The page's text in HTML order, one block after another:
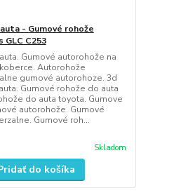
- Gumové rohože
GLC C253
Gumové autorohože na
Autorohože
gumové autorohoze. 3d
Gumové rohože do auta
do auta toyota. Gumove
autorohože. Gumové
Gumové roh...
Skladom
do košíka